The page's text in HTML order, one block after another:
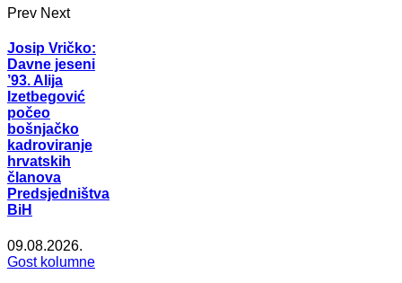
Prev Next
Josip Vričko:
Davne jeseni
’93. Alija
Izetbegović
počeo
bošnjačko
kadroviranje
hrvatskih
članova
Predsjedništva
BiH
09.08.2026.
Gost kolumne